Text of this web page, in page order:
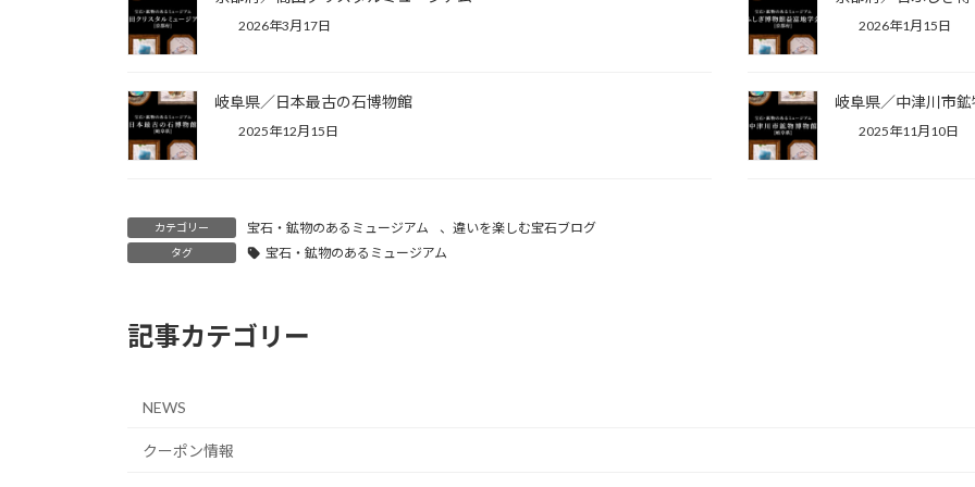
2026年3月17日 2026年1月15日
岐阜県／日本最古の石博物館
2025年12月15日
岐阜県／中津川市
2025年11月10日
カテゴリー 宝石・鉱物のあるミュージアム 、 違いを楽しむ宝石ブログ
タグ 宝石・鉱物のあるミュージアム
記事カテゴリー
NEWS
クーポン情報